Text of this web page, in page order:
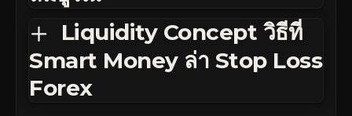
Liquidity Concept วิธีที่
Smart Money ล่า Stop Loss
Forex